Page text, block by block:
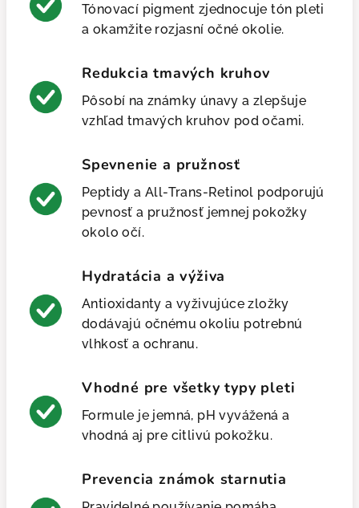
Tónovací pigment zjednocuje tón pleti
a okamžite rozjasní očné okolie.
Redukcia tmavých kruhov
Pôsobí na známky únavy a zlepšuje
vzhľad tmavých kruhov pod očami.
Spevnenie a pružnosť
Peptidy a All-Trans-Retinol podporujú
pevnosť a pružnosť jemnej pokožky
okolo očí.
Hydratácia a výživa
Antioxidanty a vyživujúce zložky
dodávajú očnému okoliu potrebnú
vlhkosť a ochranu.
Vhodné pre všetky typy pleti
Formule je jemná, pH vyvážená a
vhodná aj pre citlivú pokožku.
Prevencia známok starnutia